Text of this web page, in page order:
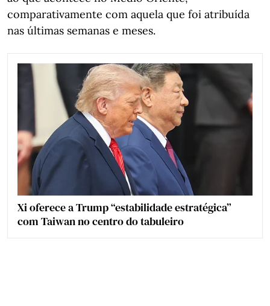
comparativamente com aquela que foi atribuída
nas últimas semanas e meses.
Xi oferece a Trump “estabilidade estratégica”
com Taiwan no centro do tabuleiro